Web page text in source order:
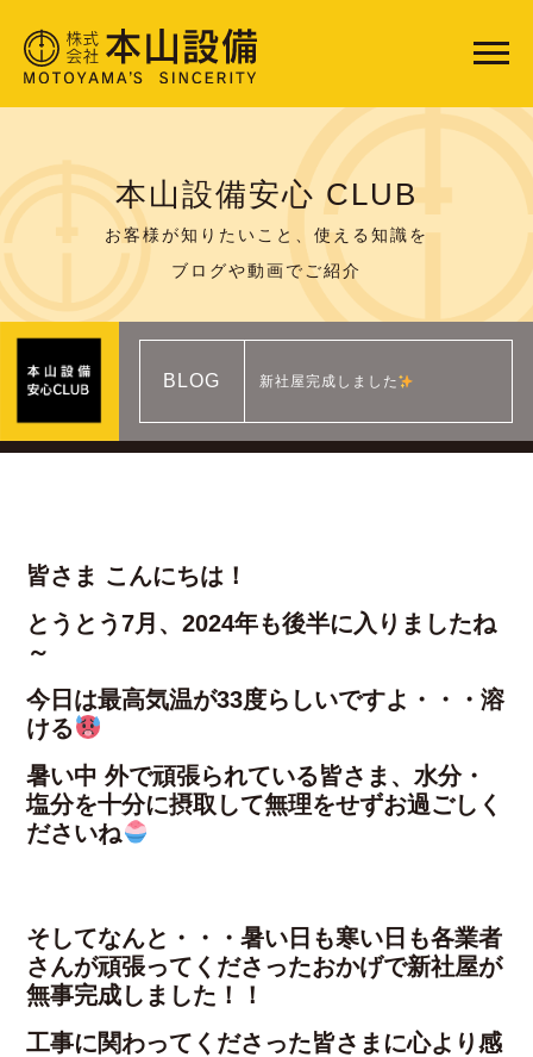
本山設備安心 CLUB
お客様が知りたいこと、使える知識を
ブログや動画でご紹介
BLOG 新社屋完成しました
皆さま こんにちは！
とうとう7月、2024年も後半に入りましたね
～
今日は最高気温が33度らしいですよ・・・溶
ける
暑い中 外で頑張られている皆さま、水分・
塩分を十分に摂取して無理をせずお過ごしく
ださいね
そしてなんと・・・暑い日も寒い日も各業者
さんが頑張ってくださったおかげで新社屋が
無事完成しました！！
工事に関わってくださった皆さまに心より感